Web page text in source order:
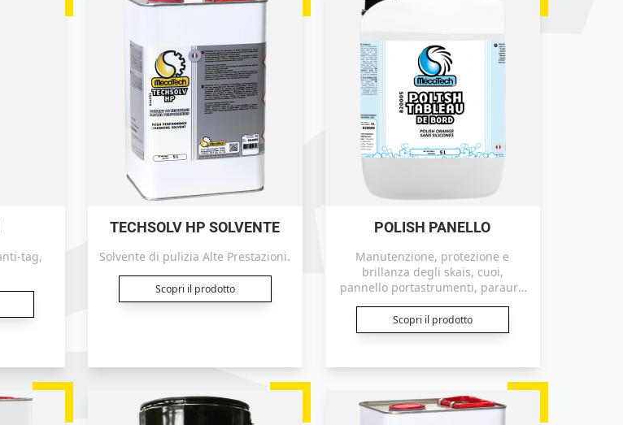
TECHSOLV HP SOLVENTE
Solvente di pulizia Alte Prestazioni.
Scopri il prodotto
POLISH PANELLO
Manutenzione, protezione e
brillanza degli skaïs, cuoi,
pannello portastrumenti, paraurti
Scopri il prodotto